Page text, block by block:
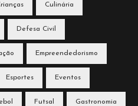
Culinária
Defesa Civil
Empreendedorismo
Esportes Eventos
Futsal Gastronomia